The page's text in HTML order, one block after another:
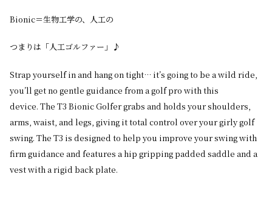
Bionic＝生物工学の、人工の
つまりは「人工ゴルファー」♪
Strap yourself in and hang on tight… it’s going to be a wild ride,
you’ll get no gentle guidance from a golf pro with this
device. The T3 Bionic Golfer grabs and holds your shoulders,
arms, waist, and legs, giving it total control over your girly golf
swing. The T3 is designed to help you improve your swing with
firm guidance and features a hip gripping padded saddle and a
vest with a rigid back plate.